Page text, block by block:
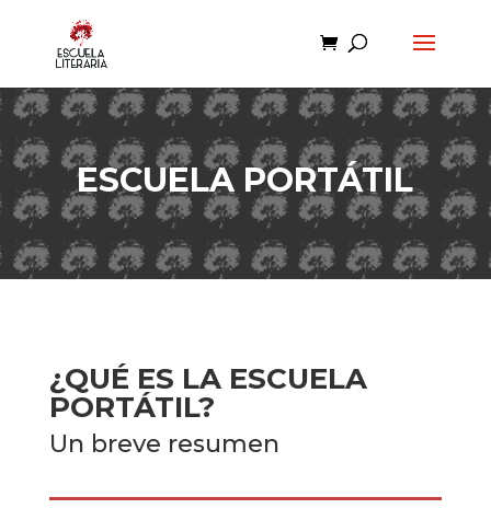
ESCUELA PORTÁTIL
¿QUÉ ES LA ESCUELA
PORTÁTIL?
Un breve resumen